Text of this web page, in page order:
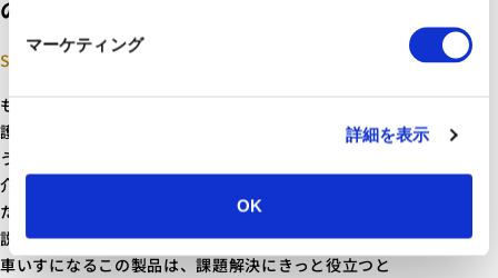
マーケティング
詳細を表示
OK
の大切さを再確認できた
SIDE：Future Care Lab in Japan
もともと介護現場で、ベッドと車いすの移乗介助を介
護職員2名で行っているケースがあり、介護職2名が揃
うタイミングを合わせる難しさや、移乗時の抱き上げ
介助の腰への負担が大きいという課題が出ていまし
た。開発企業の方から営業活動でリショーネPlusの
説明をしてもらった時、ベッドが半分分離して片方が
車いすになるこの製品は、課題解決にきっと役立つと